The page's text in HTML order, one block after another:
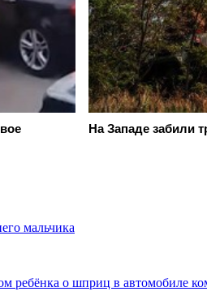
На Западе забили
мальчика
ребёнка о шприц в автомобиле